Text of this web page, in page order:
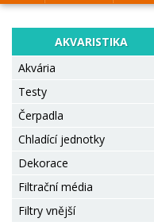
AKVARISTIKA
Akvária
Testy
Čerpadla
Chladící jednotky
Dekorace
Filtrační média
Filtry vnější